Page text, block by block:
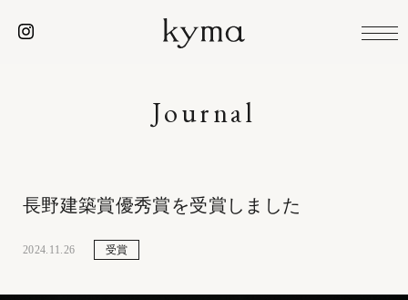
Journal
長野建築賞優秀賞を受賞しました
2024.11.26 受賞